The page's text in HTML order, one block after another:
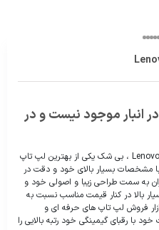
انبار موجود نیست و در
لپ تاپ لنوو مدل Lenovo Legion 5 -15ITH6 -D ، بی شک یکی از بهترین لپ تاپ
با مشخصات بسیار بالای خود و دقت در
به سمت طراحی زیبا و اصولی خود و
بالا در کنار قیمت مناسب نسبت به
فروش لپ تاپ های حرفه ای و
با رقبای گیمینگی خود رتبه بالایی را